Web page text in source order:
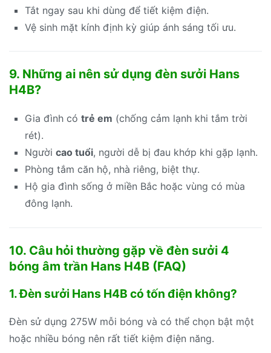
Tắt ngay sau khi dùng để tiết kiệm điện.
Vệ sinh mặt kính định kỳ giúp ánh sáng tối ưu.
9. Những ai nên sử dụng đèn sưởi Hans
H4B?
Gia đình có trẻ em (chống cảm lạnh khi tắm trời
rét).
Người cao tuổi, người dễ bị đau khớp khi gặp lạnh.
Phòng tắm căn hộ, nhà riêng, biệt thự.
Hộ gia đình sống ở miền Bắc hoặc vùng có mùa
đông lạnh.
10. Câu hỏi thường gặp về đèn sưởi 4
bóng âm trần Hans H4B (FAQ)
1. Đèn sưởi Hans H4B có tốn điện không?
Đèn sử dụng 275W mỗi bóng và có thể chọn bật một
hoặc nhiều bóng nên rất tiết kiệm điện năng.